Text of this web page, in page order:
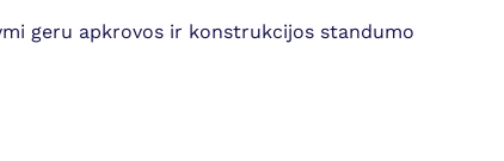
geru apkrovos ir konstrukcijos standumo